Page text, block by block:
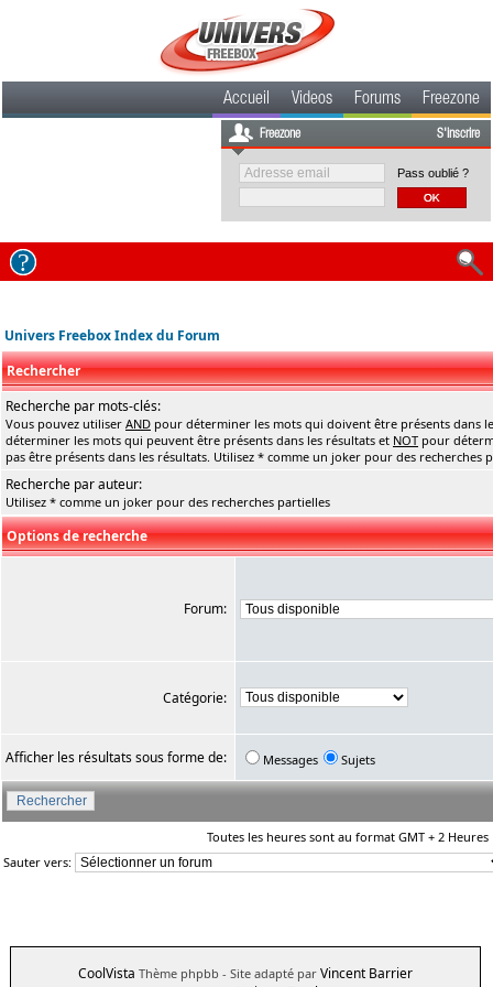
Accueil Videos Forums Freezone
Freezone S'inscrire
Pass oublié ?
Univers Freebox Index du Forum
Rechercher
Recherche par mots-clés:
Vous pouvez utiliser AND pour déterminer les mots qui doivent être présents dans
déterminer les mots qui peuvent être présents dans les résultats et NOT pour
pas être présents dans les résultats. Utilisez * comme un joker pour des recherches
Recherche par auteur:
Utilisez * comme un joker pour des recherches partielles
Options de recherche
Forum:
Catégorie:
Afficher les résultats sous forme de: Messages Sujets
Toutes les heures sont au format GMT + 2 Heures
Sauter vers:
CoolVista Thème phpbb - Site adapté par Vincent Barrier